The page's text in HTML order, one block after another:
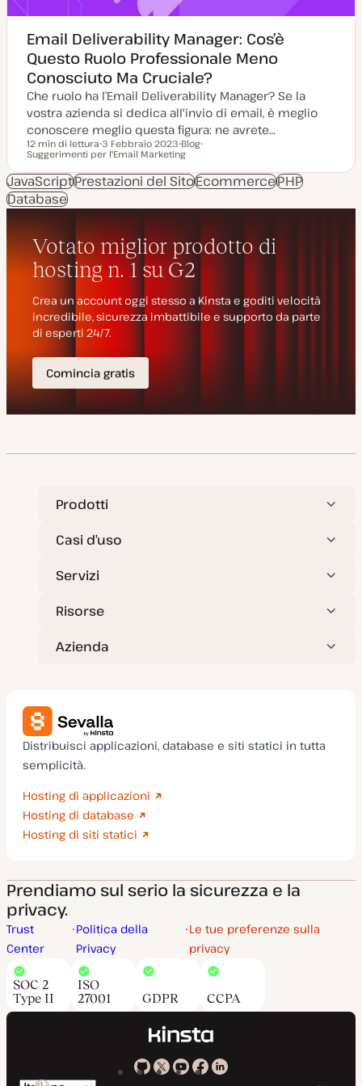
Email Deliverability Manager: Cos’è
Questo Ruolo Professionale Meno
Conosciuto Ma Cruciale?
Che ruolo ha l’Email Deliverability Manager? Se la
vostra azienda si dedica all'invio di email, è meglio
conoscere meglio questa figura: ne avrete…
Tempo di lettura
12 min di lettura
D
t
a
g
a
t
3 Febbraio 2023
P
s
t
y
Blog
g
o
e
Suggerimenti per l'Email Marketing
JavaScriptPrestazioni del SitoEcommercePHP
Database
Prodotti
Casi d’uso
Servizi
Risorse
Azienda
Distribuisci applicazioni, database e siti statici in tutta
semplicità.
Hosting di applicazioni
Hosting di database
Hosting di siti statici
Prendiamo sul serio la sicurezza e la
privacy.
Trust
Center
Politica della
Privacy
Le tue preferenze sulla
privacy
SOC 2
Type II
ISO
27001
GDPR CCPA
KinstaKinstaKinsta
KinstaKinsta